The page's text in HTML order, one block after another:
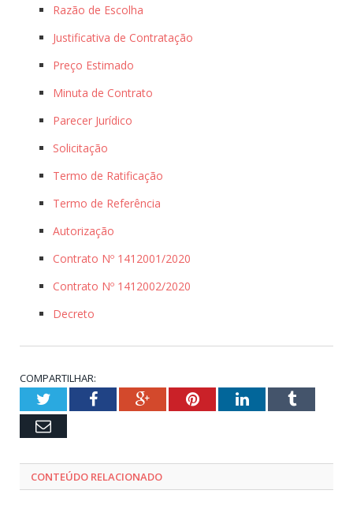
Razão de Escolha
Justificativa de Contratação
Preço Estimado
Minuta de Contrato
Parecer Jurídico
Solicitação
Termo de Ratificação
Termo de Referência
Autorização
Contrato Nº 1412001/2020
Contrato Nº 1412002/2020
Decreto
COMPARTILHAR:
TwitterFacebookGoogle+PinterestLinkedInTumblr
Email
CONTEÚDO RELACIONADO